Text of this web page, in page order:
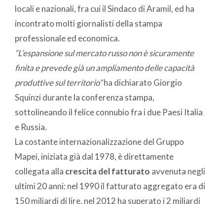
locali e nazionali, fra cui il Sindaco di Aramil, ed ha
incontrato molti giornalisti della stampa
professionale ed economica.
“L’espansione sul mercato russo non è sicuramente
finita e prevede già un ampliamento delle capacità
produttive sul territorio”ha dichiarato Giorgio
Squinzi durante la conferenza stampa,
sottolineando il felice connubio fra i due Paesi Italia
e Russia.
La costante internazionalizzazione del Gruppo
Mapei, iniziata già dal 1978, è direttamente
collegata alla crescita del fatturato avvenuta negli
ultimi 20 anni: nel 1990 il fatturato aggregato era di
150 miliardi di lire, nel 2012 ha superato i 2 miliardi